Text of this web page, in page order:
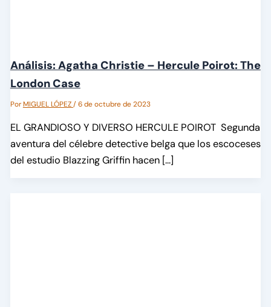
Análisis: Agatha Christie – Hercule Poirot: The
London Case
PorMIGUEL LÓPEZ/6 de octubre de 2023
EL GRANDIOSO Y DIVERSO HERCULE POIROT Segunda
aventura del célebre detective belga que los escoceses
del estudio Blazzing Griffin hacen […]